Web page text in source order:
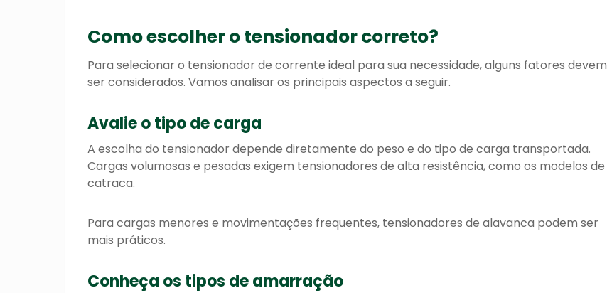
Como escolher o tensionador correto?
Para selecionar o tensionador de corrente ideal para sua necessidade, alguns fatores devem
ser considerados. Vamos analisar os principais aspectos a seguir.
Avalie o tipo de carga
A escolha do tensionador depende diretamente do peso e do tipo de carga transportada.
Cargas volumosas e pesadas exigem tensionadores de alta resistência, como os modelos de
catraca.
Para cargas menores e movimentações frequentes, tensionadores de alavanca podem ser
mais práticos.
Conheça os tipos de amarração